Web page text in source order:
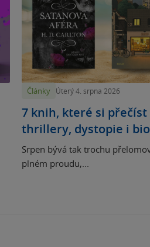
Články Úterý 4. srpna 2026
7 knih, které si
thrillery, dystopie i
Srpen bývá tak trochu
plném proudu,...